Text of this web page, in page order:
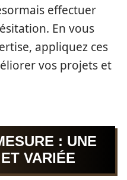
effectuer
En vous
appliquez ces
vos projets et
: UNE
VARIÉE